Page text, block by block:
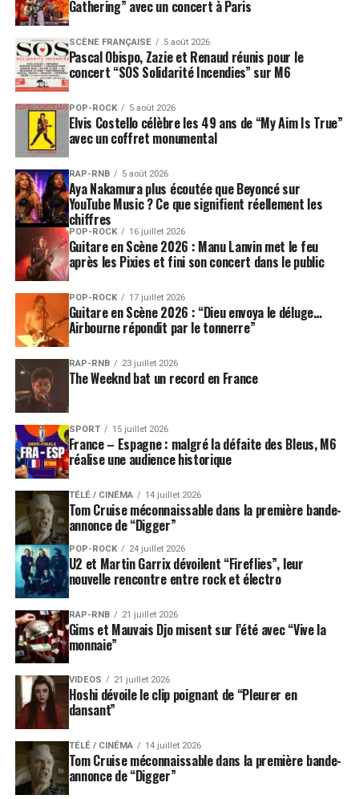
Gathering” avec un concert à Paris
SCÈNE FRANÇAISE 5 août 2026
Pascal Obispo, Zazie et Renaud réunis pour le
concert “SOS Solidarité Incendies” sur M6
POP-ROCK 5 août 2026
Elvis Costello célèbre les 49 ans de “My Aim Is True”
avec un coffret monumental
RAP-RNB 5 août 2026
Aya Nakamura plus écoutée que Beyoncé sur
YouTube Music ? Ce que signifient réellement les
chiffres
POP-ROCK 16 juillet 2026
Guitare en Scène 2026 : Manu Lanvin met le feu
après les Pixies et fini son concert dans le public
POP-ROCK 17 juillet 2026
Guitare en Scène 2026 : “Dieu envoya le déluge…
Airbourne répondit par le tonnerre”
RAP-RNB 23 juillet 2026
The Weeknd bat un record en France
SPORT 15 juillet 2026
France – Espagne : malgré la défaite des Bleus, M6
réalise une audience historique
TÉLÉ / CINÉMA 14 juillet 2026
Tom Cruise méconnaissable dans la première bande-
annonce de “Digger”
POP-ROCK 24 juillet 2026
U2 et Martin Garrix dévoilent “Fireflies”, leur
nouvelle rencontre entre rock et électro
RAP-RNB 21 juillet 2026
Gims et Mauvais Djo misent sur l’été avec “Vive la
monnaie”
VIDEOS 21 juillet 2026
Hoshi dévoile le clip poignant de “Pleurer en
dansant”
TÉLÉ / CINÉMA 14 juillet 2026
Tom Cruise méconnaissable dans la première bande-
annonce de “Digger”